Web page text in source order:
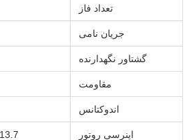
تعداد فاز
جریان نامی
گشتاور نگهدارنده
مقاومت
اندوکتانس
اینرسی روتور 13.7 گرم بر سانتی‌متر مربع